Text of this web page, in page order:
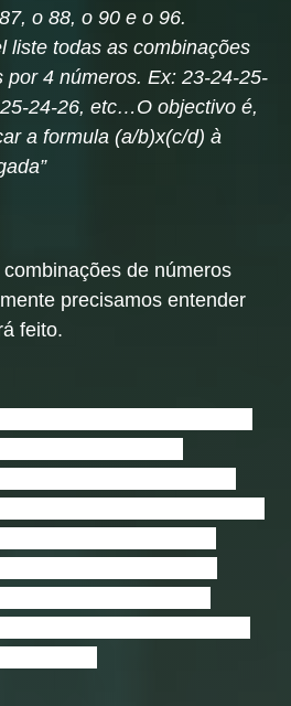
o 88, o 90 e o 96.
liste todas as combinações
por 4 números. Ex: 23-24-25-
24-26, etc… O objectivo é,
a formula (a/b)x(c/d) à
de números
precisamos entender
feito.